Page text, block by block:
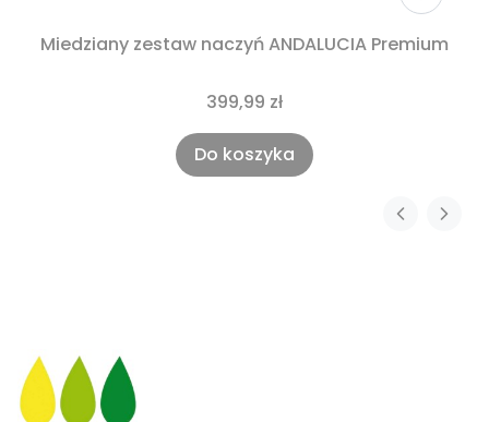
Miedziany zestaw naczyń ANDALUCIA Premium
399,99 zł
Do koszyka